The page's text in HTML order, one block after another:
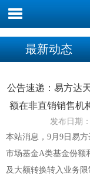
最新动态
公告速递：易方达
额在非直销销售机
发布日期
本站消息，9月9日易
市场基金A类基金份额
及大额转换转入业务